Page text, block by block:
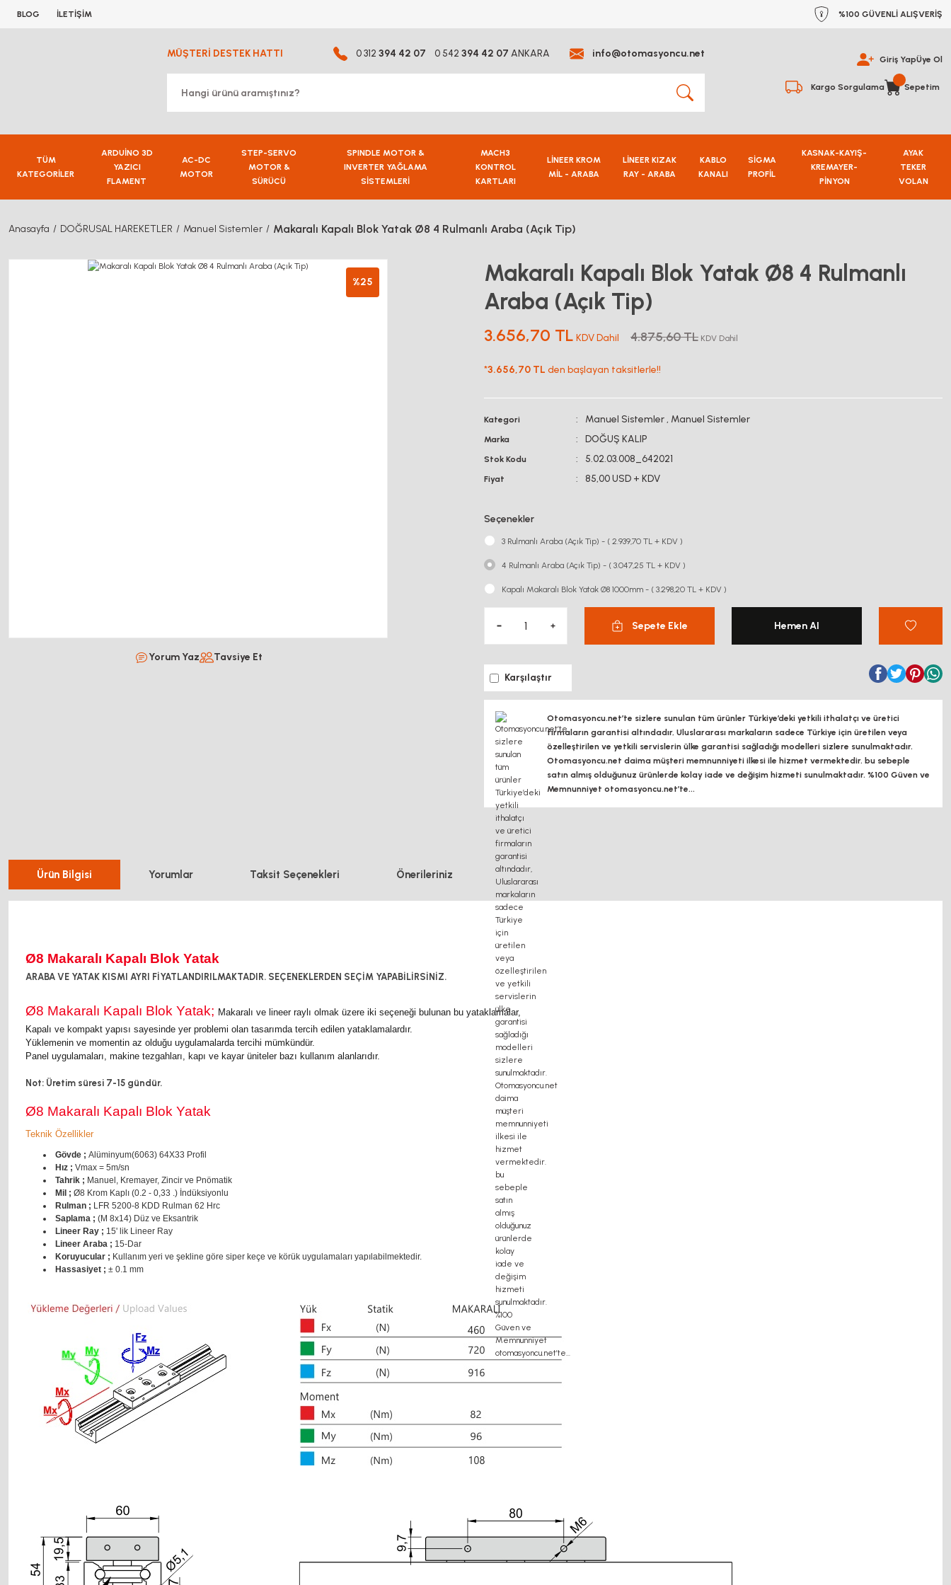
BLOG İLETİŞİM %100 GÜVENLİ ALIŞVERİŞ
MÜŞTERİ DESTEK HATTI 0 312 394 42 07 0 542 394 42 07 ANKARA info@otomasyoncu.net Giriş YapÜye Ol
Kargo Sorgulama Sepetim
TÜM
KATEGORİLER
ARDUİNO 3D
YAZICI
FLAMENT
AC-DC
MOTOR
STEP-SERVO
MOTOR &
SÜRÜCÜ
SPINDLE MOTOR &
INVERTER YAĞLAMA
SİSTEMLERİ
MACH3
KONTROL
KARTLARI
LİNEER KROM
MİL - ARABA
LİNEER KIZAK
RAY - ARABA
KABLO
KANALI
SİGMA
PROFİL
KASNAK-KAYIŞ-
KREMAYER-
PİNYON
AYAK
TEKER
VOLAN
Anasayfa DOĞRUSAL HAREKETLER Manuel Sistemler Makaralı Kapalı Blok Yatak Ø8 4 Rulmanlı Araba (Açık Tip)
%25
Yorum Yaz Tavsiye Et
Makaralı Kapalı Blok Yatak Ø8 4 Rulmanlı
Araba (Açık Tip)
3.656,70 TL KDV Dahil 4.875,60 TL KDV Dahil
*3.656,70 TL den başlayan taksitlerle!!
Kategori Manuel Sistemler , Manuel Sistemler
Marka DOĞUŞ KALIP
Stok Kodu 5.02.03.008_642021
Fiyat 85,00 USD + KDV
Seçenekler
3 Rulmanlı Araba (Açık Tip) - ( 2.939,70 TL + KDV )
4 Rulmanlı Araba (Açık Tip) - ( 3.047,25 TL + KDV )
Kapalı Makaralı Blok Yatak Ø8 1000mm - ( 3.298,20 TL + KDV )
Sepete Ekle Hemen Al
Karşılaştır
Otomasyoncu.net’te sizlere sunulan tüm ürünler Türkiye’deki yetkili ithalatçı ve üretici
firmaların garantisi altındadır, Uluslararası markaların sadece Türkiye için üretilen veya
özelleştirilen ve yetkili servislerin ülke garantisi sağladığı modelleri sizlere sunulmaktadır.
Otomasyoncu.net daima müşteri memnunniyeti ilkesi ile hizmet vermektedir. bu sebeple
satın almış olduğunuz ürünlerde kolay iade ve değişim hizmeti sunulmaktadır. %100 Güven ve
Memnunniyet otomasyoncu.net’te...
Ürün Bilgisi Yorumlar Taksit Seçenekleri Önerileriniz
Ø8 Makaralı Kapalı Blok Yatak
ARABA VE YATAK KISMI AYRI FİYATLANDIRILMAKTADIR. SEÇENEKLERDEN SEÇİM YAPABİLİRSİNİZ.
Ø8 Makaralı Kapalı Blok Yatak; Makaralı ve lineer raylı olmak üzere iki seçeneği bulunan bu yataklamalar,
Kapalı ve kompakt yapısı sayesinde yer problemi olan tasarımda tercih edilen yataklamalardır.
Yüklemenin ve momentin az olduğu uygulamalarda tercihi mümkündür.
Panel uygulamaları, makine tezgahları, kapı ve kayar üniteler bazı kullanım alanlarıdır.
Not: Üretim süresi 7-15 gündür.
Ø8 Makaralı Kapalı Blok Yatak
Teknik Özellikler
Gövde ; Alüminyum(6063) 64X33 Profil
Hız ; Vmax = 5m/sn
Tahrik ; Manuel, Kremayer, Zincir ve Pnömatik
Mil ; Ø8 Krom Kaplı (0.2 - 0,33 .) İndüksiyonlu
Rulman ; LFR 5200-8 KDD Rulman 62 Hrc
Saplama ; (M 8x14) Düz ve Eksantrik
Lineer Ray ; 15' lik Lineer Ray
Lineer Araba ; 15-Dar
Koruyucular ; Kullanım yeri ve şekline göre siper keçe ve körük uygulamaları yapılabilmektedir.
Hassasiyet ; ± 0.1 mm